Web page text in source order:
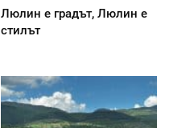
Люлин е градът, Люлин е
стилът